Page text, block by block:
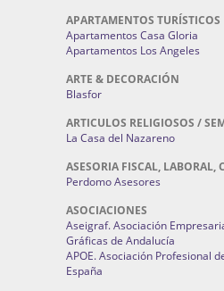
APARTAMENTOS TURÍSTICOS
Apartamentos Casa Gloria
Apartamentos Los Angeles
ARTE & DECORACIÓN
Blasfor
ARTICULOS RELIGIOSOS /
La Casa del Nazareno
ASESORIA FISCAL, LABORAL,
Perdomo Asesores
ASOCIACIONES
Aseigraf. Asociación
Gráficas de Andalucía
APOE. Asociación Profesional
España